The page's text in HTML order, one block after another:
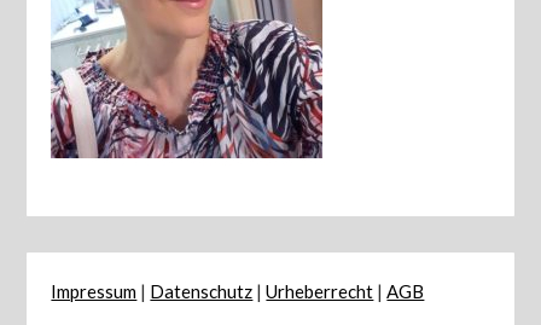
Impressum | Datenschutz |Urheberrecht |AGB